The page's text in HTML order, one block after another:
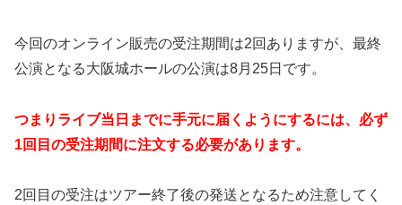
今回のオンライン販売の受注期間は2回ありますが、最終
公演となる大阪城ホールの公演は8月25日です。
つまりライブ当日までに手元に届くようにするには、必ず
1回目の受注期間に注文する必要があります。
2回目の受注はツアー終了後の発送となるため注意してく